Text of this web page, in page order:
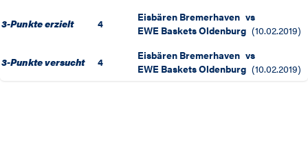
3-Punkte erzielt 4 Eisbären Bremerhaven vs
EWE Baskets Oldenburg (10.02.2019)
3-Punkte versucht 4 Eisbären Bremerhaven vs
EWE Baskets Oldenburg (10.02.2019)